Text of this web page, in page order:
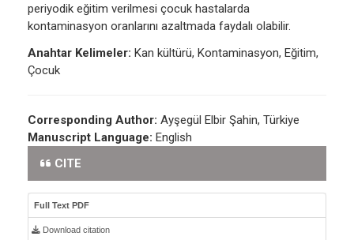
periyodik eğitim verilmesi çocuk hastalarda
kontaminasyon oranlarını azaltmada faydalı olabilir.
Anahtar Kelimeler: Kan kültürü, Kontaminasyon, Eğitim,
Çocuk
Corresponding Author: Ayşegül Elbir Şahin, Türkiye
Manuscript Language: English
CITE
Full Text PDF
Download citation